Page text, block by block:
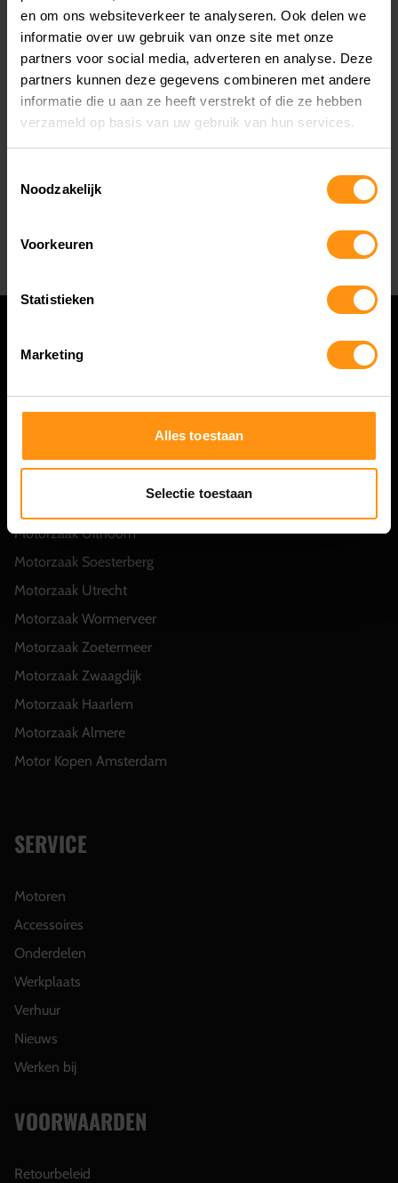
en om ons websiteverkeer te analyseren. Ook delen we
informatie over uw gebruik van onze site met onze
partners voor social media, adverteren en analyse. Deze
partners kunnen deze gegevens combineren met andere
informatie die u aan ze heeft verstrekt of die ze hebben
verzameld op basis van uw gebruik van hun services.
Noodzakelijk
Voorkeuren
Statistieken
Marketing
Alles toestaan
Selectie toestaan
Sinterklaasfeest 08.30 - 17.00
1e & 2e kerstdag gesloten
Oudjaarsdag 08.30 - 17.00
Suzuki Demo Days: 20 & 21 maart
Royal Enfield Demo Days: 8 & 9 mei
OP ZOEK NAAR
Motorzaak Hippolytushoef
Motorzaak Uithoorn
Motorzaak Soesterberg
Motorzaak Utrecht
Motorzaak Wormerveer
Motorzaak Zoetermeer
Motorzaak Zwaagdijk
Motorzaak Haarlem
Motorzaak Almere
Motor Kopen Amsterdam
SERVICE
Motoren
Accessoires
Onderdelen
Werkplaats
Verhuur
Nieuws
Werken bij
VOORWAARDEN
Retourbeleid